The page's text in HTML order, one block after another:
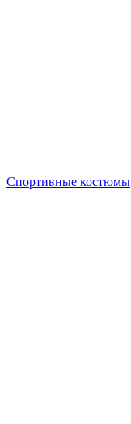
Спортивные костюмы